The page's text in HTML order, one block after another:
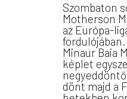
Szombaton
Motherson
az Európa-
fordulójában.
Minaur Baia
képlet
dönt majd a